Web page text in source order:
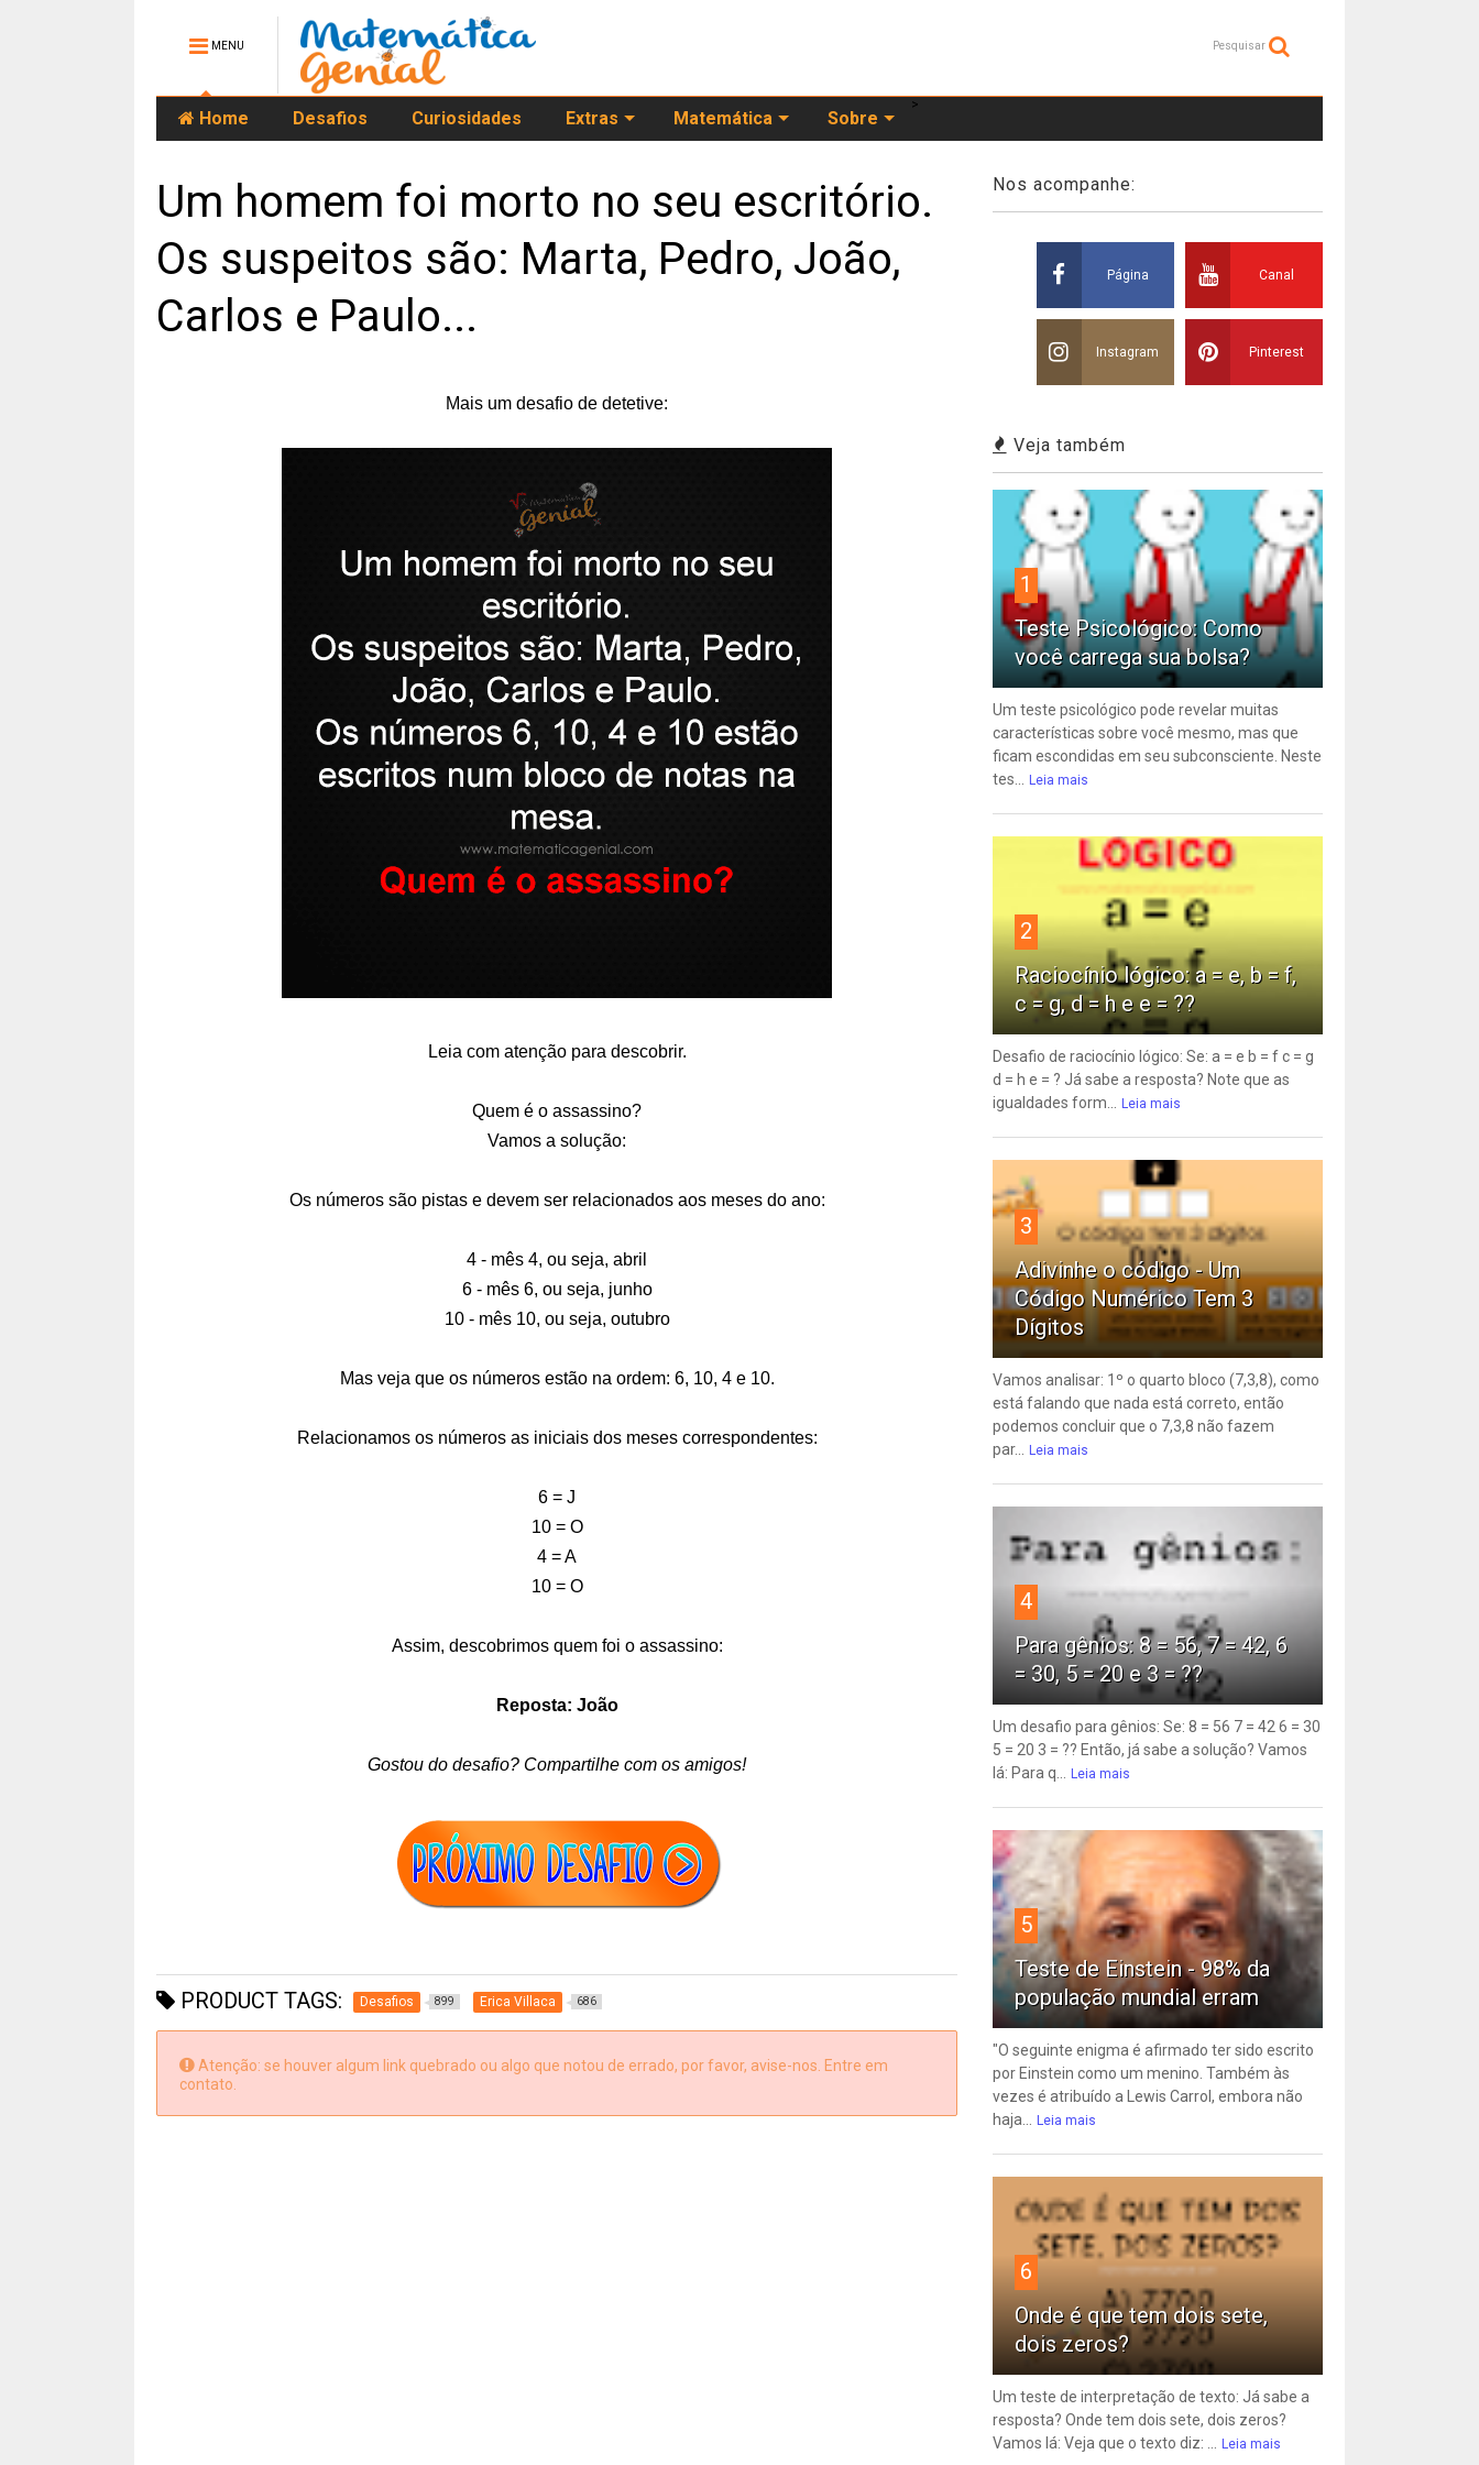
MENU Pesquisar
Home Desafios Curiosidades Extras
>
Matemática Sobre
Um homem foi morto no seu escritório.
Os suspeitos são: Marta, Pedro, João,
Carlos e Paulo...
Mais um desafio de detetive:
Leia com atenção para descobrir.
Quem é o assassino?
Vamos a solução:
Os números são pistas e devem ser relacionados aos meses do ano:
4 - mês 4, ou seja, abril
6 - mês 6, ou seja, junho
10 - mês 10, ou seja, outubro
Mas veja que os números estão na ordem: 6, 10, 4 e 10.
Relacionamos os números as iniciais dos meses correspondentes:
6 = J
10 = O
4 = A
10 = O
Assim, descobrimos quem foi o assassino:
Reposta: João
Gostou do desafio? Compartilhe com os amigos!
PRODUCT TAGS: Desafios 899 Erica Villaca 686
Atenção: se houver algum link quebrado ou algo que notou de errado, por favor, avise-nos. Entre em
contato.
Nos acompanhe:
Página Canal
Instagram Pinterest
Veja também
1
Teste Psicológico: Como
você carrega sua bolsa?
Um teste psicológico pode revelar muitas
características sobre você mesmo, mas que
ficam escondidas em seu subconsciente. Neste
tes...
Leia mais
2
Raciocínio lógico: a = e, b = f,
c = g, d = h e e = ??
Desafio de raciocínio lógico: Se: a = e b = f c = g
d = h e = ? Já sabe a resposta? Note que as
igualdades form...
Leia mais
3
Adivinhe o código - Um
Código Numérico Tem 3
Dígitos
Vamos analisar: 1º o quarto bloco (7,3,8), como
está falando que nada está correto, então
podemos concluir que o 7,3,8 não fazem
par...
Leia mais
4
Para gênios: 8 = 56, 7 = 42, 6
= 30, 5 = 20 e 3 = ??
Um desafio para gênios: Se: 8 = 56 7 = 42 6 = 30
5 = 20 3 = ?? Então, já sabe a solução? Vamos
lá: Para q...
Leia mais
5
Teste de Einstein - 98% da
população mundial erram
"O seguinte enigma é afirmado ter sido escrito
por Einstein como um menino. Também às
vezes é atribuído a Lewis Carrol, embora não
haja...
Leia mais
6
Onde é que tem dois sete,
dois zeros?
Um teste de interpretação de texto: Já sabe a
resposta? Onde tem dois sete, dois zeros?
Vamos lá: Veja que o texto diz: ...
Leia mais